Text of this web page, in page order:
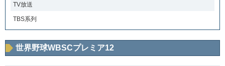
TV放送
TBS系列
世界野球WBSCプレミア12